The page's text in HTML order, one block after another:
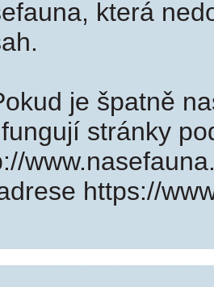
která
je špatně
stránky
https://